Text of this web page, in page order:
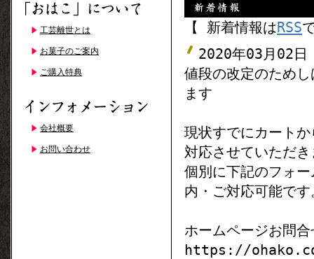
工芸離世とは
お菓子のご案内
ご購入特典
会社概要
お問い合わせ
【 新着情報はRSS
2020年03月02日
値段の改定のため
ます
現状すでにカート
対応させていただ
個別に下記のフォ
内・ご対応可能で
ホームページお問
https://